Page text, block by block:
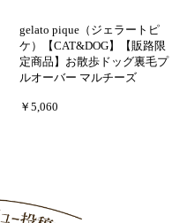
gelato pique（ジェラートピ
ケ）【CAT&DOG】【販路限
定商品】お散歩ドッグ裏毛プ
ルオーバー マルチーズ
￥5,060